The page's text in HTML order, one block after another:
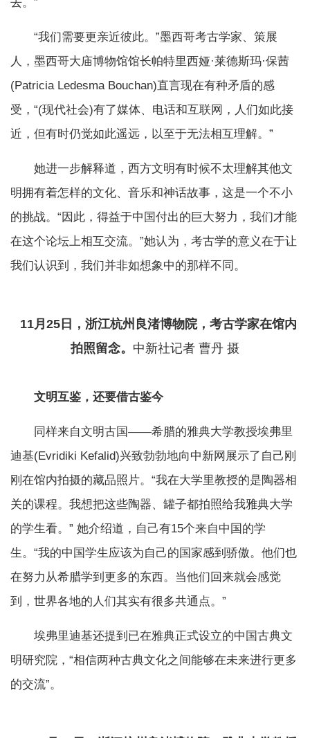
“我们需要更亲近彼此。”墨西哥考古学家、策展
人，墨西哥大庙博物馆馆长帕特里西娅·莱德斯玛·保茜
(Patricia Ledesma Bouchan)直言现在有种矛盾的感
受，“(现代社会)有了媒体、电话和互联网，人们如此接
近，但有时仍觉如此遥远，以至于无法相互理解。”
她进一步解释道，西方文明有时候不太理解其他文
明拥有着怎样的文化、音乐和神话故事，这是一个不小
的挑战。“因此，得益于中国付出的巨大努力，我们才能
在这个论坛上相互交流。”她认为，考古学的意义在于让
我们认识到，我们并非如想象中的那样不同。
11月25日，浙江杭州良渚博物院，考古学家在馆内
拍照留念。 中新社记者 曹丹 摄
文明互鉴，还要借古鉴今
同样来自文明古国——希腊的雅典大学教授埃弗里
迪基(Evridiki Kefalid)兴致勃勃地向中新网展示了自己刚
刚在馆内拍摄的藏品照片。“我在大学里教授的是陶器相
关的课程。我想把这些陶器、罐子都拍照给我雅典大学
的学生看。” 她介绍道，自己有15个来自中国的学
生。“我的中国学生应该为自己的国家感到骄傲。他们也
在努力从希腊学到更多的东西。当他们回来就会感觉
到，世界各地的人们其实有很多共通点。”
埃弗里迪基还提到已在雅典正式设立的中国古典文
明研究院，“相信两种古典文化之间能够在未来进行更多
的交流”。